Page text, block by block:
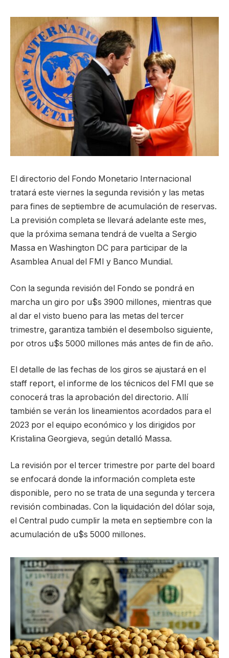
El directorio del Fondo Monetario Internacional
tratará este viernes la segunda revisión y las metas
para fines de septiembre de acumulación de reservas.
La previsión completa se llevará adelante este mes,
que la próxima semana tendrá de vuelta a Sergio
Massa en Washington DC para participar de la
Asamblea Anual del FMI y Banco Mundial.
Con la segunda revisión del Fondo se pondrá en
marcha un giro por u$s 3900 millones, mientras que
al dar el visto bueno para las metas del tercer
trimestre, garantiza también el desembolso siguiente,
por otros u$s 5000 millones más antes de fin de año.
El detalle de las fechas de los giros se ajustará en el
staff report, el informe de los técnicos del FMI que se
conocerá tras la aprobación del directorio. Allí
también se verán los lineamientos acordados para el
2023 por el equipo económico y los dirigidos por
Kristalina Georgieva, según detalló Massa.
La revisión por el tercer trimestre por parte del board
se enfocará donde la información completa este
disponible, pero no se trata de una segunda y tercera
revisión combinadas. Con la liquidación del dólar soja,
el Central pudo cumplir la meta en septiembre con la
acumulación de u$s 5000 millones.